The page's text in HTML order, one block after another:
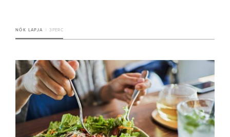
NŐK LAPJA 3 PERC